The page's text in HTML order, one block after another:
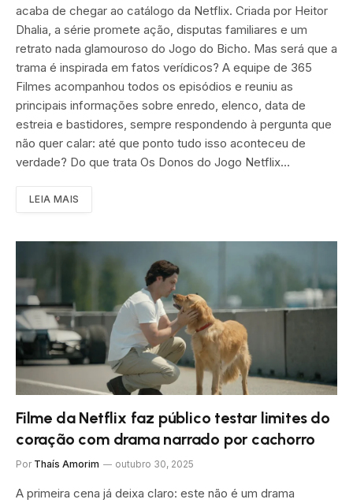
acaba de chegar ao catálogo da Netflix. Criada por Heitor
Dhalia, a série promete ação, disputas familiares e um
retrato nada glamouroso do Jogo do Bicho. Mas será que a
trama é inspirada em fatos verídicos? A equipe de 365
Filmes acompanhou todos os episódios e reuniu as
principais informações sobre enredo, elenco, data de
estreia e bastidores, sempre respondendo à pergunta que
não quer calar: até que ponto tudo isso aconteceu de
verdade? Do que trata Os Donos do Jogo Netflix…
LEIA MAIS
Filme da Netflix faz público testar limites do
coração com drama narrado por cachorro
Por Thaís Amorim outubro 30, 2025
A primeira cena já deixa claro: este não é um drama